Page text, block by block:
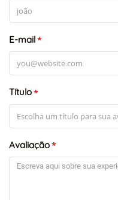
E-mail*
Título*
Avaliação*